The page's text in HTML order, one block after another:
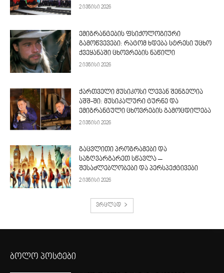
2 ივნისი 2026
ემიგრანტების ფსიქოლოგიური
გამოწვევები: რატომ ხდება სტრესი უცხო
ქვეყანაში ცხოვრების ნაწილი
2 ივნისი 2026
ქართველი მუსიკოსი ლევან შენგელია
აშშ-ში: მუსიკალური ტურნე და
ემიგრანტული ცხოვრების გამოცდილება
2 ივნისი 2026
გაცვლითი პროგრამები და
საზღვარგარეთ სწავლა –
შესაძლებლობები და პერსპექტივები
2 ივნისი 2026
ვრცლად
ბოლო პოსტები